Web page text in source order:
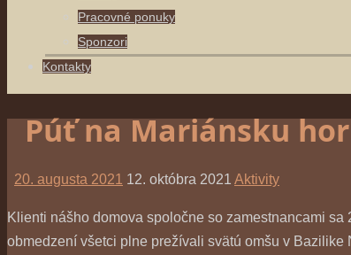
Pracovné ponuky
Sponzori
Kontakty
Púť na Mariánsku
20. augusta 2021 12. októbra 2021 Aktivity
Klienti nášho domova spoločne so zamestnancami
obmedzení všetci plne prežívali svätú omšu v